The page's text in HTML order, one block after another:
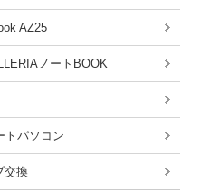
AZ25
ノートBOOK
トパソコン
交換